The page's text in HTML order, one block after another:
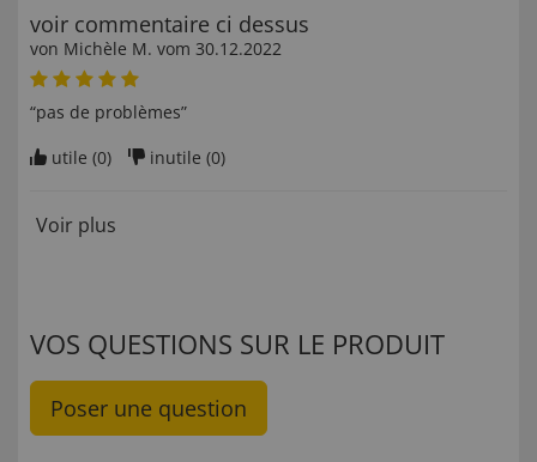
voir commentaire ci dessus
von Michèle M. vom 30.12.2022
“pas de problèmes”
utile (0) inutile (0)
Voir plus
VOS QUESTIONS SUR LE PRODUIT
Poser une question